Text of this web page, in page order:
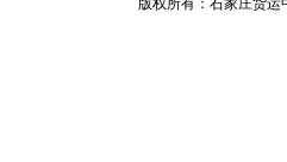
版权所有：石家庄货运